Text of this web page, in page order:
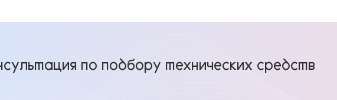
по подбору технических средств